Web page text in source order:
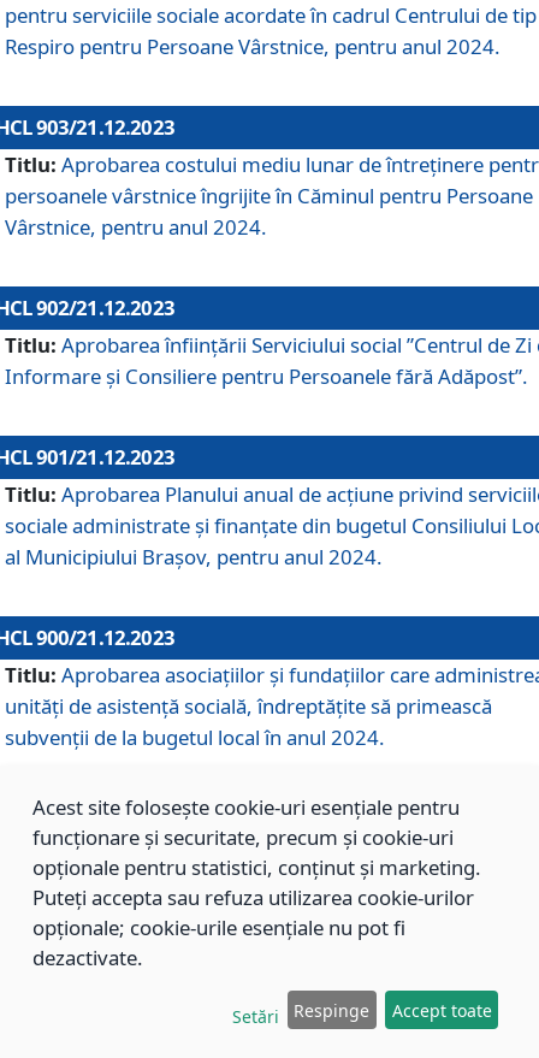
pentru serviciile sociale acordate în cadrul Centrului de tip
Respiro pentru Persoane Vârstnice, pentru anul 2024.
903/21.12.2023
Titlu: Aprobarea costului mediu lunar de întreţinere
persoanele vârstnice îngrijite în Căminul pentru Persoane
Vârstnice, pentru anul 2024.
902/21.12.2023
Titlu: Aprobarea înființării Serviciului social ”Centrul de Zi
Informare și Consiliere pentru Persoanele fără Adăpost”.
901/21.12.2023
Titlu: Aprobarea Planului anual de acțiune privind
sociale administrate și finanțate din bugetul Consiliului
al Municipiului Brașov, pentru anul 2024.
900/21.12.2023
Titlu: Aprobarea asociațiilor şi fundațiilor care
unități de asistenţă socială, îndreptăţite să primească
subvenţii de la bugetul local în anul 2024.
899/21.12.2023
Aprobarea standardelor de cost pentru serviciile
sociale furnizate în cadrul Direcției de Asistență Socială
Brașov, pentru anul 2024.
Modificarea Anexei la H.C.L. nr. 91 din 09.02.2018,
Acest site folosește cookie-uri esențiale pentru
funcționare și securitate, precum și cookie-uri
opționale pentru statistici, conținut și marketing.
Puteți accepta sau refuza utilizarea cookie-urilor
opționale; cookie-urile esențiale nu pot fi
dezactivate.
Setări Respinge Accept toate